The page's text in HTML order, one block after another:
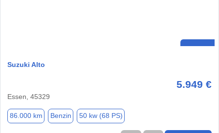
Suzuki Alto
5.949 €
Essen, 45329
86.000 km Benzin 50 kw (68 PS)